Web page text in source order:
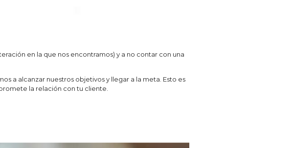
en la que nos encontramos) y a no contar con una
a alcanzar nuestros objetivos y llegar a la meta. Esto es
la relación con tu cliente.